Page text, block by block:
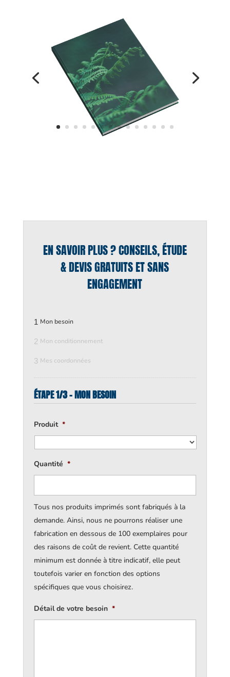
EN SAVOIR PLUS ? CONSEILS, ÉTUDE
& DEVIS GRATUITS ET SANS
ENGAGEMENT
1 Mon besoin
2 Mon conditionnement
3 Mes coordonnées
ÉTAPE 1/3 - MON BESOIN
Produit *
Quantité *
Tous nos produits imprimés sont fabriqués à la
demande. Ainsi, nous ne pourrons réaliser une
fabrication en dessous de 100 exemplaires pour
des raisons de coût de revient. Cette quantité
minimum est donnée à titre indicatif, elle peut
toutefois varier en fonction des options
spécifiques que vous choisirez.
Détail de votre besoin *